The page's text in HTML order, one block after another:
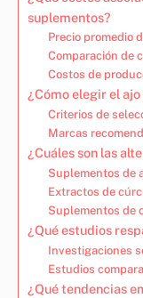
suplementos?
Precio promedio
Comparación de
Costos de
¿Cómo elegir el
Criterios de
Marcas
¿Cuáles son las
Suplementos de
Extractos de
Suplementos de
¿Qué estudios
Investigaciones
Estudios
¿Qué tendencias